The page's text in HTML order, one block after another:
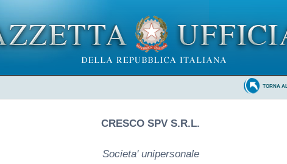
TORNA
CRESCO SPV S.R.L.
Societa' unipersonale